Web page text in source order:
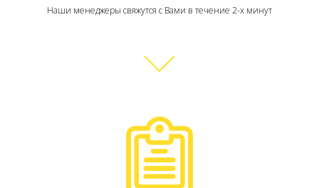
Наши менеджеры свяжутся с Вами в течение 2-х минут